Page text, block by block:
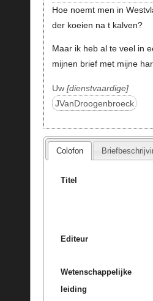
Hoe noemt men in
der koeien na t kalven?
Maar ik heb al te veel in
mijnen brief met mijne
Uw dienstvaardige
JVanDroogenbroeck
Colofon
Titel
Editeur
Wetenschappelijke
leiding